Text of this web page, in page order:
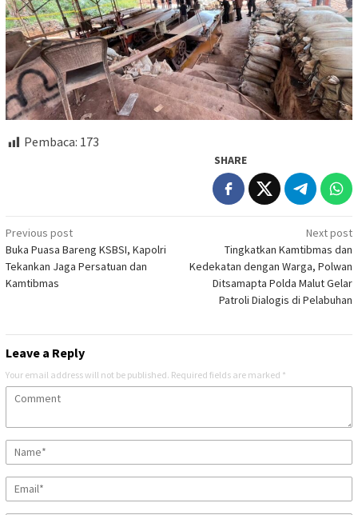
Pembaca: 173
SHARE
Post
navigation
Previous post
Buka Puasa Bareng KSBSI, Kapolri
Tekankan Jaga Persatuan dan
Kamtibmas
Next post
Tingkatkan Kamtibmas dan
Kedekatan dengan Warga, Polwan
Ditsamapta Polda Malut Gelar
Patroli Dialogis di Pelabuhan
Leave a Reply
Your email address will not be published. Required fields are marked *